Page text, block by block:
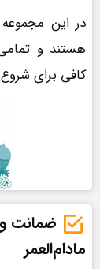
در این
هستند و
کافی برای
ضمانت و
مادام‌العمر